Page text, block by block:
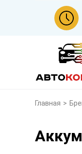
Главная >